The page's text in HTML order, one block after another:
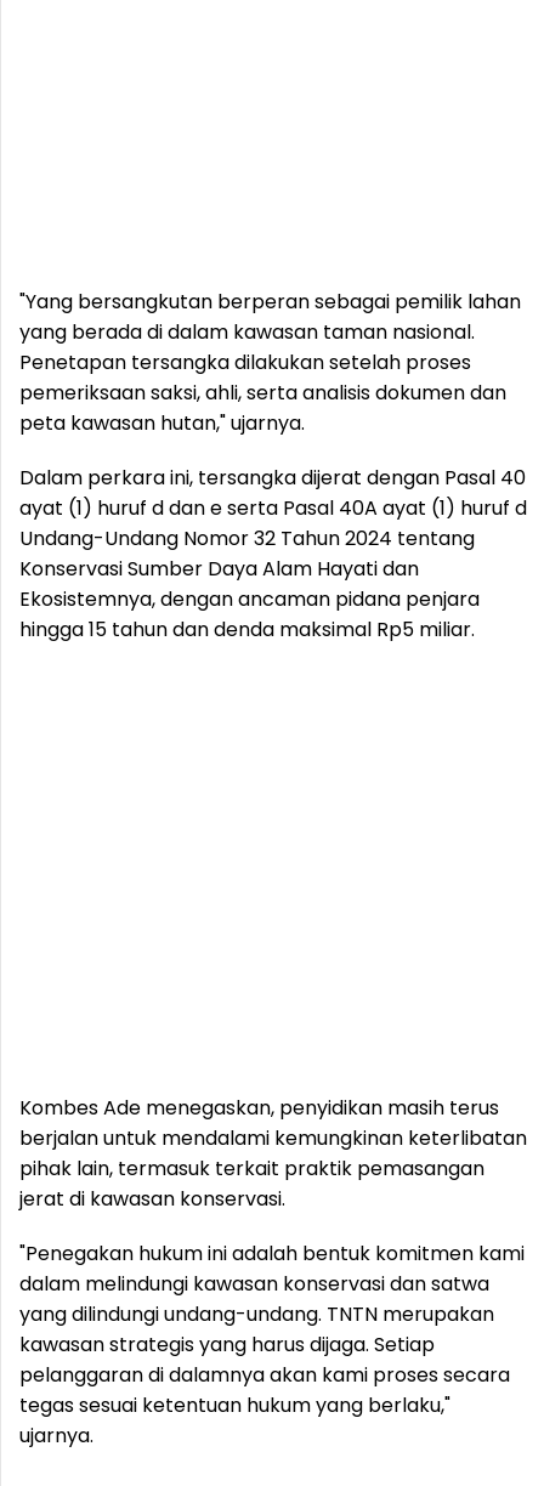
"Yang bersangkutan berperan sebagai pemilik lahan
yang berada di dalam kawasan taman nasional.
Penetapan tersangka dilakukan setelah proses
pemeriksaan saksi, ahli, serta analisis dokumen dan
peta kawasan hutan," ujarnya.
Dalam perkara ini, tersangka dijerat dengan Pasal 40
ayat (1) huruf d dan e serta Pasal 40A ayat (1) huruf d
Undang-Undang Nomor 32 Tahun 2024 tentang
Konservasi Sumber Daya Alam Hayati dan
Ekosistemnya, dengan ancaman pidana penjara
hingga 15 tahun dan denda maksimal Rp5 miliar.
Kombes Ade menegaskan, penyidikan masih terus
berjalan untuk mendalami kemungkinan keterlibatan
pihak lain, termasuk terkait praktik pemasangan
jerat di kawasan konservasi.
"Penegakan hukum ini adalah bentuk komitmen kami
dalam melindungi kawasan konservasi dan satwa
yang dilindungi undang-undang. TNTN merupakan
kawasan strategis yang harus dijaga. Setiap
pelanggaran di dalamnya akan kami proses secara
tegas sesuai ketentuan hukum yang berlaku,"
ujarnya.